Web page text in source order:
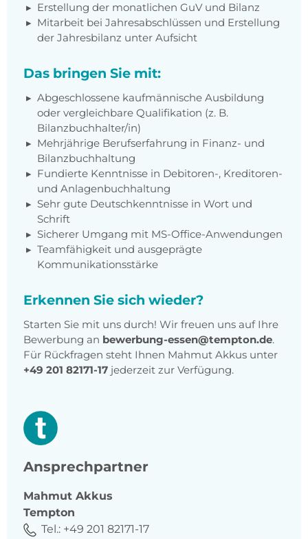
Erstellung der monatlichen GuV und Bilanz
Mitarbeit bei Jahresabschlüssen und Erstellung
der Jahresbilanz unter Aufsicht
Das bringen Sie mit:
Abgeschlossene kaufmännische Ausbildung
oder vergleichbare Qualifikation (z. B.
Bilanzbuchhalter/in)
Mehrjährige Berufserfahrung in Finanz- und
Bilanzbuchhaltung
Fundierte Kenntnisse in Debitoren-, Kreditoren-
und Anlagenbuchhaltung
Sehr gute Deutschkenntnisse in Wort und
Schrift
Sicherer Umgang mit MS-Office-Anwendungen
Teamfähigkeit und ausgeprägte
Kommunikationsstärke
Erkennen Sie sich wieder?
Starten Sie mit uns durch! Wir freuen uns auf Ihre
Bewerbung an bewerbung-essen@tempton.de.
Für Rückfragen steht Ihnen Mahmut Akkus unter
+49 201 82171-17 jederzeit zur Verfügung.
Ansprechpartner
Mahmut Akkus
Tempton
Tel.: +49 201 82171-17